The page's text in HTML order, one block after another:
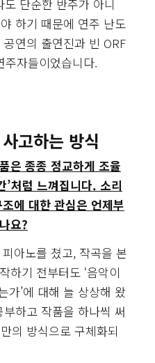
단순한 반주가 아니
하기 때문에 연주 난도
연의 출연진과 빈 ORF
자들이었습니다.
고하는 방식
은 종종 정교하게 조율
’처럼 느껴집니다. 소리
에 대한 관심은 언제부
요?
아노를 쳤고, 작곡을 본
하기 전부터도 ‘음악이
가’에 대해 늘 상상해 왔
하고 작품을 하나씩 써
의 방식으로 구체화되